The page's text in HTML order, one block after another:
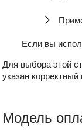
Если вы
Для выбора этой
указан
Модель